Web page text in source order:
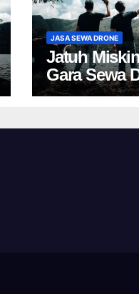
JASA SEWA DRONE
Jatuh
Gara Sewa
Yogya?